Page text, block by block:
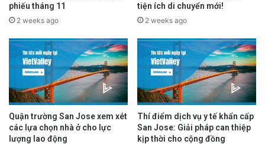
phiếu tháng 11
2 weeks ago
tiện ích di chuyển mới!
2 weeks ago
Quận trường San Jose xem xét
các lựa chọn nhà ở cho lực
lượng lao động
Thí điểm dịch vụ y tế khẩn cấp
San Jose: Giải pháp can thiệp
kịp thời cho cộng đồng